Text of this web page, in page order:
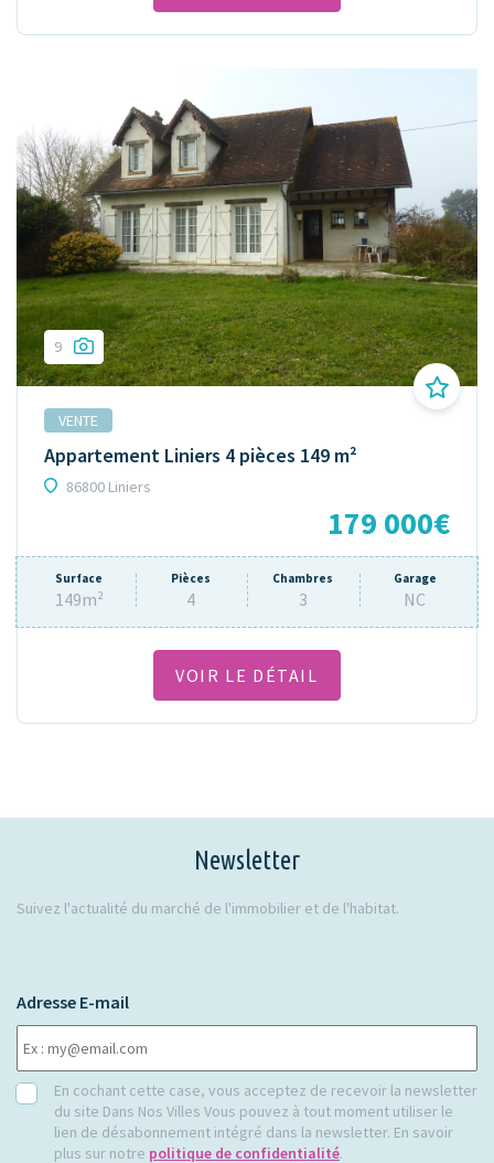
9
VENTE
Appartement Liniers 4 pièces 149 m²
86800 Liniers
179 000€
Surface
149m²
Pièces
4
Chambres
3
Garage
NC
VOIR LE DÉTAIL
Newsletter
Suivez l'actualité du marché de l'immobilier et de l'habitat.
Adresse E-mail
RGPDEn cochant cette case, vous acceptez de recevoir la newsletter
du site Dans Nos Villes Vous pouvez à tout moment utiliser le
lien de désabonnement intégré dans la newsletter. En savoir
plus sur notre politique de confidentialité.